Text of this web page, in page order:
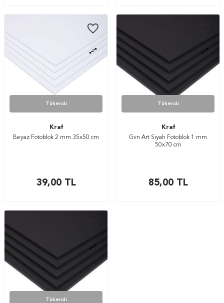
Tükendi
Kraf
Beyaz Fotoblok 2 mm 35x50 cm
39,00TL
Tükendi
Kraf
Gvn Art Siyah Fotoblok 1 mm
50x70 cm
85,00TL
Tükendi